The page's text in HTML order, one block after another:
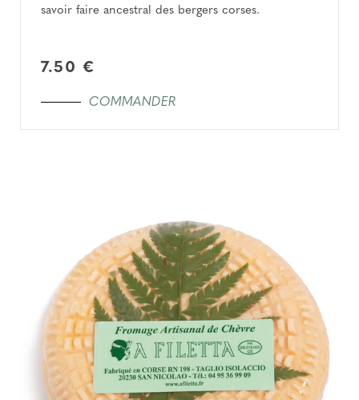
savoir faire ancestral des bergers corses.
7.50 €
COMMANDER